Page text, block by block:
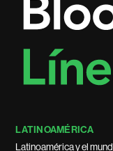
LATINOAMÉRICA
Latinoamérica y el